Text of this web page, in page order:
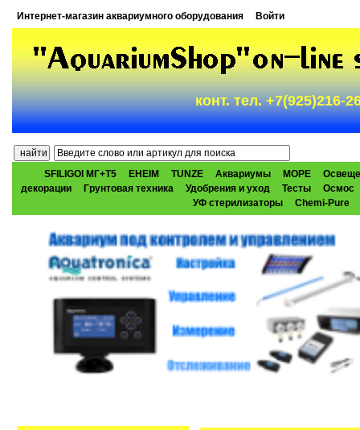
Интернет-магазин аквариумного оборудования Войти
конт. тел. +7(925)216-
SFILIGOI МГ+Т5 EHEIM TUNZE Аквариумы МОРЕ
декорации
Грунтовая техника Удобрения и уход Тесты
Осмос
УФ стерилизаторы
Chemi-Pure